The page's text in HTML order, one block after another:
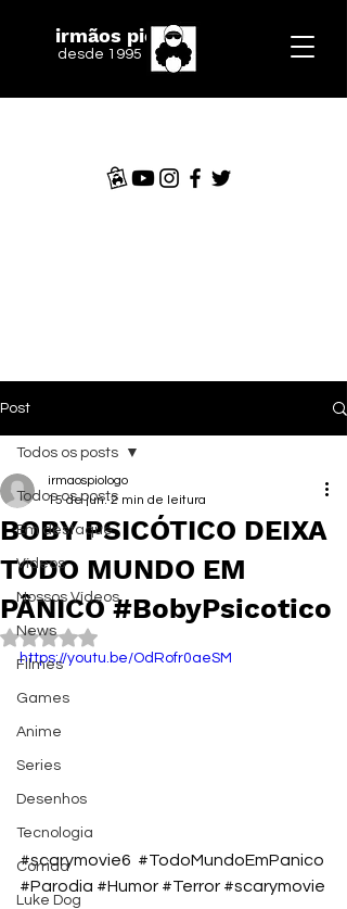
irmãos piologo
desde 1995
Post
Todos os posts
Em destaque
Vídeos
Nossos Vídeos
News
Filmes
Games
Anime
Series
Desenhos
Tecnologia
Corrida
Luke Dog
Todos os posts
BOBY PSICÓTICO DEIXA
TODO MUNDO EM
PÂNICO #BobyPsicotico
irmaospiologo
15 de jun. 2 min de leitura
Avaliado com NaN de 5 estrelas.
https://youtu.be/OdRofr0aeSM
#scarymovie6 #TodoMundoEmPanico
#Parodia #Humor #Terror #scarymovie